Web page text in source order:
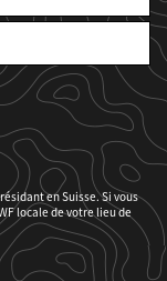
en Suisse. Si vous
locale de votre lieu de